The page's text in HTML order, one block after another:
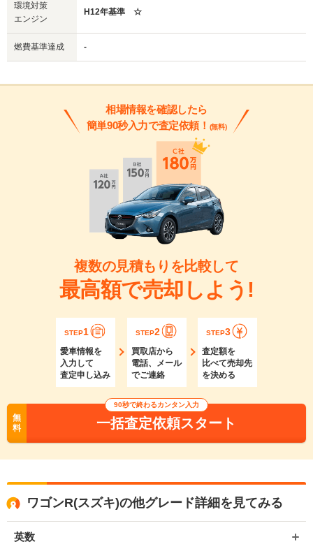
環境対策
エンジン
H12年基準 ☆
燃費基準達成 -
相場情報を確認したら
簡単90秒入力で査定依頼！ (無料)
複数の見積もりを比較して
最高額で売却しよう!
STEP1
愛車情報を
入力して
査定申し込み
STEP2
買取店から
電話、メール
でご連絡
STEP3
査定額を
比べて売却先
を決める
無
料
90秒で終わるカンタン入力
一括査定依頼スタート
ワゴンR(スズキ)の他グレード詳細を見てみる
英数